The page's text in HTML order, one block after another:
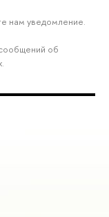
нам уведомление.
об